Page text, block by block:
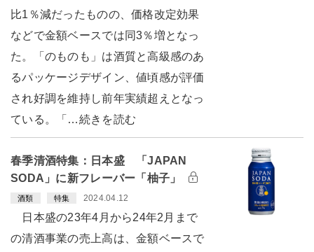
比1％減だったものの、価格改定効果
などで金額ベースでは同3％増となっ
た。「のものも」は酒質と高級感のあ
るパッケージデザイン、値頃感が評価
され好調を維持し前年実績超えとなっ
ている。「…続きを読む
春季清酒特集：日本盛 「JAPAN
SODA」に新フレーバー「柚子」
酒類 特集 2024.04.12
日本盛の23年4月から24年2月まで
の清酒事業の売上高は、金額ベースで